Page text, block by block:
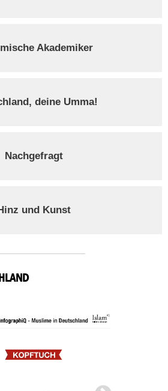
Akademiker
deine Umma!
Nachgefragt
und Kunst